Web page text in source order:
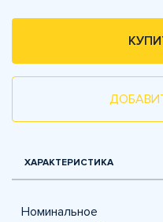
ХАРАКТЕРИСТИКА
Номинальное